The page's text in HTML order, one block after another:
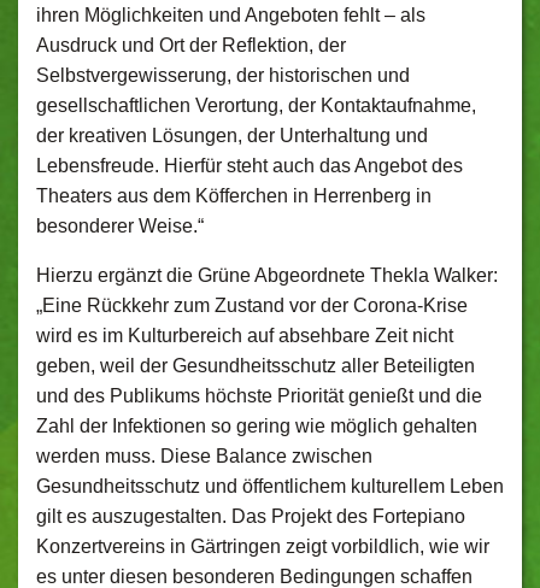
ihren Möglichkeiten und Angeboten fehlt – als
Ausdruck und Ort der Reflektion, der
Selbstvergewisserung, der historischen und
gesellschaftlichen Verortung, der Kontaktaufnahme,
der kreativen Lösungen, der Unterhaltung und
Lebensfreude. Hierfür steht auch das Angebot des
Theaters aus dem Köfferchen in Herrenberg in
besonderer Weise.“
Hierzu ergänzt die Grüne Abgeordnete Thekla Walker:
„Eine Rückkehr zum Zustand vor der Corona-Krise
wird es im Kulturbereich auf absehbare Zeit nicht
geben, weil der Gesundheitsschutz aller Beteiligten
und des Publikums höchste Priorität genießt und die
Zahl der Infektionen so gering wie möglich gehalten
werden muss. Diese Balance zwischen
Gesundheitsschutz und öffentlichem kulturellem Leben
gilt es auszugestalten. Das Projekt des Fortepiano
Konzertvereins in Gärtringen zeigt vorbildlich, wie wir
es unter diesen besonderen Bedingungen schaffen